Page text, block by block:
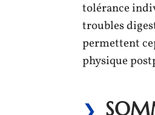
tolérance
troubles
permettent
physique